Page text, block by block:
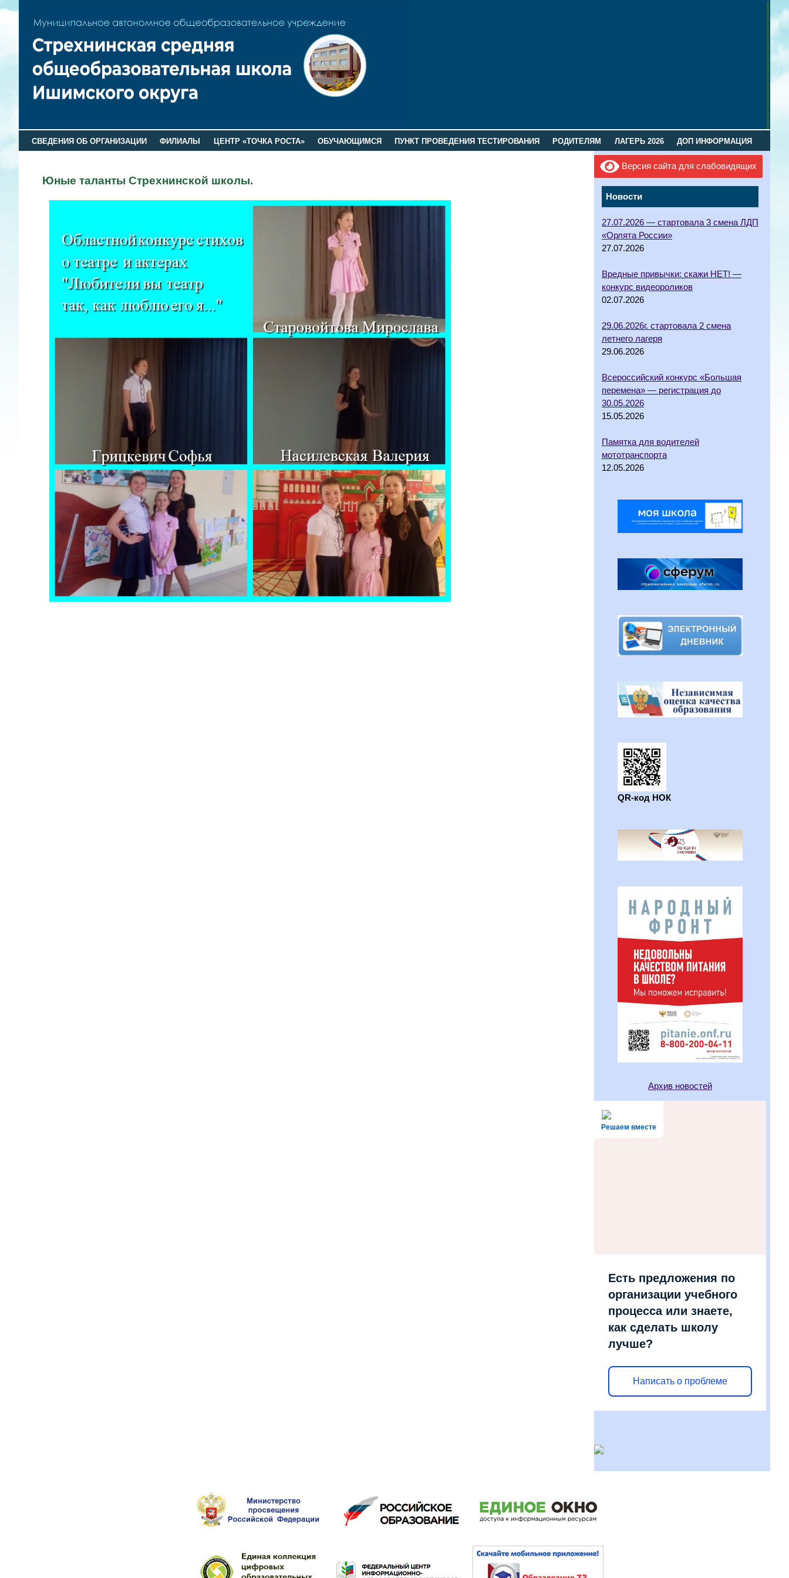
СВЕДЕНИЯ ОБ ОРГАНИЗАЦИИ ФИЛИАЛЫ ЦЕНТР «ТОЧКА РОСТА» ОБУЧАЮЩИМСЯ ПУНКТ ПРОВЕДЕНИЯ ТЕСТИРОВАНИЯ РОДИТЕЛЯМ ЛАГЕРЬ 2026 ДОП ИНФОРМАЦИЯ
Версия сайта для слабовидящих
Новости
27.07.2026 — стартовала 3 смена ЛДП
«Орлята России»
27.07.2026
Вредные привычки: скажи НЕТ! —
конкурс видеороликов
02.07.2026
29.06.2026г. стартовала 2 смена
летнего лагеря
29.06.2026
Всероссийский конкурс «Большая
перемена» — регистрация до
30.05.2026
15.05.2026
Памятка для водителей
мототранспорта
12.05.2026
QR-код НОК
Архив новостей
Решаем вместе
Есть предложения по
организации учебного
процесса или знаете,
как сделать школу
лучше?
Написать о проблеме
Юные таланты Стрехнинской школы.